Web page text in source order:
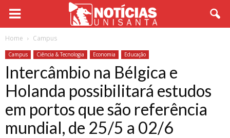
Home Campus
Campus Ciência & Tecnologia Economia Educação
Intercâmbio na Bélgica e
Holanda possibilitará estudos
em portos que são referência
mundial, de 25/5 a 02/6